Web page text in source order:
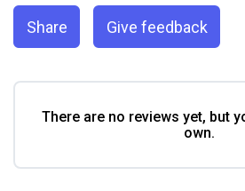
Share Give feedback
There are no reviews yet, but
own.